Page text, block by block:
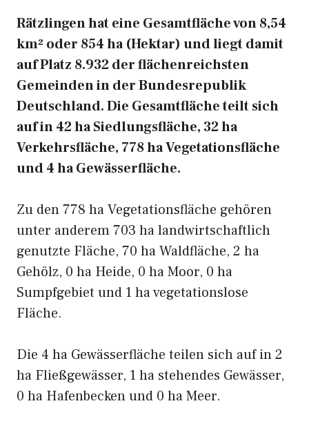
Rätzlingen hat eine Gesamtfläche von 8,54
km² oder 854 ha (Hektar) und liegt damit
auf Platz 8.932 der flächenreichsten
Gemeinden in der Bundesrepublik
Deutschland. Die Gesamtfläche teilt sich
auf in 42 ha Siedlungsfläche, 32 ha
Verkehrsfläche, 778 ha Vegetationsfläche
und 4 ha Gewässerfläche.
Zu den 778 ha Vegetationsfläche gehören
unter anderem 703 ha landwirtschaftlich
genutzte Fläche, 70 ha Waldfläche, 2 ha
Gehölz, 0 ha Heide, 0 ha Moor, 0 ha
Sumpfgebiet und 1 ha vegetationslose
Fläche.
Die 4 ha Gewässerfläche teilen sich auf in 2
ha Fließgewässer, 1 ha stehendes Gewässer,
0 ha Hafenbecken und 0 ha Meer.